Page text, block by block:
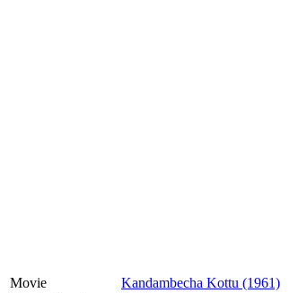
Movie
Kandambecha Kottu (1961)